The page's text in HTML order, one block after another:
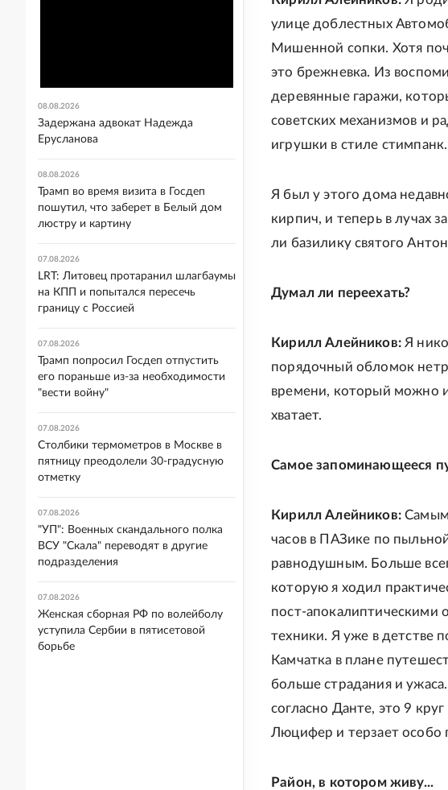
улице доблестных
Мишенной сопки. Хотя
это брежневка. Из
деревянные гаражи,
советских механизмов и
игрушки в стиле стимпанк.
Я был у этого дома
кирпич, и теперь в лучах
ли базилику святого
Думал ли переехать?
Кирилл Алейников: Я
порядочный обломок
времени, который можно
хватает.
Самое запоминающееся
Кирилл Алейников:
часов в ПАЗике по
равнодушным. Больше
которую я ходил
пост-апокалиптическими
техники. Я уже в детстве
Камчатка в плане
больше страдания и
согласно Данте, это 9
Люцифер и терзает особо
Район, в котором живу...
08.08.2026
Задержана адвокат Надежда
Ерусланова
08.08.2026
Трамп во время визита в Госдеп
пошутил, что заберет в Белый дом
люстру и картину
07.08.2026
LRT: Литовец протаранил шлагбаумы
на КПП и попытался пересечь
границу с Россией
07.08.2026
Трамп попросил Госдеп отпустить
его пораньше из-за необходимости
"вести войну"
07.08.2026
Столбики термометров в Москве в
пятницу преодолели 30-градусную
отметку
07.08.2026
"УП": Военных скандального полка
ВСУ "Скала" переводят в другие
подразделения
07.08.2026
Женская сборная РФ по волейболу
уступила Сербии в пятисетовой
борьбе